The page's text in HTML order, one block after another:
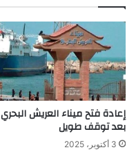
إعادة فتح ميناء العريش البحري
بعد توقف طويل
3 أكتوبر، 2025